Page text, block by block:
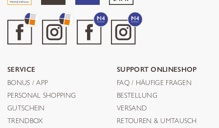
SERVICE
BONUS / APP
PERSONAL SHOPPING
GUTSCHEIN
TRENDBOX
SUPPORT ONLINESHOP
FAQ / HÄUFIGE FRAGEN
BESTELLUNG
VERSAND
RETOUREN & UMTAUSCH